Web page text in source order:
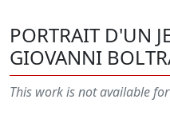
PORTRAIT D'UN
GIOVANNI
This work is not available